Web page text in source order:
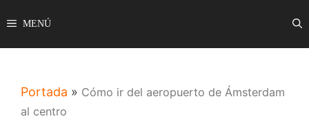
al
contenido
MENÚ
Portada » Cómo ir del aeropuerto de Ámsterdam
al centro